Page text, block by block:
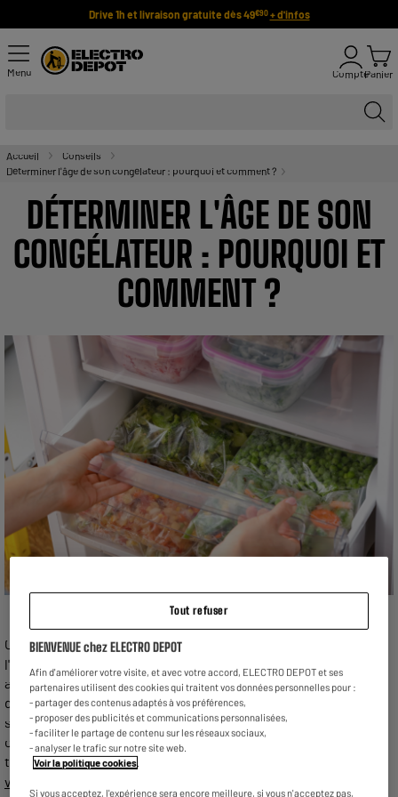
Drive 1h et livraison gratuite dès 49€90 + d'infos
Menu ComptePanier
Accueil
Conseils
Déterminer l'âge de son congélateur : pourquoi et comment ?
DÉTERMINER L'ÂGE DE SON
CONGÉLATEUR : POURQUOI ET
COMMENT ?
On se demande souvent pourquoi il serait utile de connaître
l'âge de son congélateur. Cette information peut pourtant
avoir diverses applications pertinentes. Envisagez-vous
d'acquérir un congélateur d'occasion et vous interrogez-vous
sur sa date de fabrication ? Ou peut-être envisagez-vous de
céder votre appareil existant et souhaitez savoir combien de
temps il vous reste avant qu'il ne devienne vétuste ? L'âge de
votre congélateur
Tout refuser
BIENVENUE chez ELECTRO DEPOT
Afin d'améliorer votre visite, et avec votre accord, ELECTRO DEPOT et ses
partenaires utilisent des cookies qui traitent vos données personnelles pour :
- partager des contenus adaptés à vos préférences,
- proposer des publicités et communications personnalisées,
- faciliter le partage de contenu sur les réseaux sociaux,
- analyser le trafic sur notre site web.
Voir la politique cookies
Si vous acceptez, l'expérience sera encore meilleure, si vous n'acceptez pas,